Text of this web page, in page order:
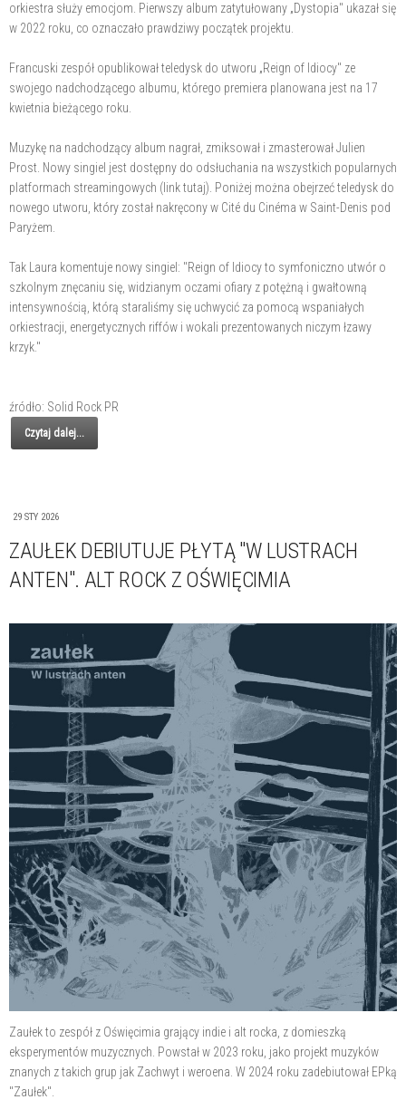
orkiestra służy emocjom. Pierwszy album zatytułowany „Dystopia" ukazał się
w 2022 roku, co oznaczało prawdziwy początek projektu.
Francuski zespół opublikował teledysk do utworu „Reign of Idiocy" ze
swojego nadchodzącego albumu, którego premiera planowana jest na 17
kwietnia bieżącego roku.
Muzykę na nadchodzący album nagrał, zmiksował i zmasterował Julien
Prost. Nowy singiel jest dostępny do odsłuchania na wszystkich popularnych
platformach streamingowych (link tutaj). Poniżej można obejrzeć teledysk do
nowego utworu, który został nakręcony w Cité du Cinéma w Saint-Denis pod
Paryżem.
Tak Laura komentuje nowy singiel: "Reign of Idiocy to symfoniczno utwór o
szkolnym znęcaniu się, widzianym oczami ofiary z potężną i gwałtowną
intensywnością, którą staraliśmy się uchwycić za pomocą wspaniałych
orkiestracji, energetycznych riffów i wokali prezentowanych niczym łzawy
krzyk."
źródło: Solid Rock PR
Czytaj dalej...
29 STY 2026
ZAUŁEK DEBIUTUJE PŁYTĄ "W LUSTRACH
ANTEN". ALT ROCK Z OŚWIĘCIMIA
Zaułek to zespół z Oświęcimia grający indie i alt rocka, z domieszką
eksperymentów muzycznych. Powstał w 2023 roku, jako projekt muzyków
znanych z takich grup jak Zachwyt i weroena. W 2024 roku zadebiutował EPką
"Zaułek".